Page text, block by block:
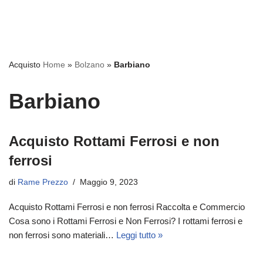
Acquisto Home » Bolzano » Barbiano
Barbiano
Acquisto Rottami Ferrosi e non
ferrosi
di Rame Prezzo Maggio 9, 2023
Acquisto Rottami Ferrosi e non ferrosi Raccolta e Commercio
Cosa sono i Rottami Ferrosi e Non Ferrosi? I rottami ferrosi e
non ferrosi sono materiali… Leggi tutto »